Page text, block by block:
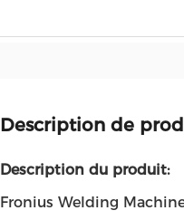
Description de
Description du produit:
Fronius Welding